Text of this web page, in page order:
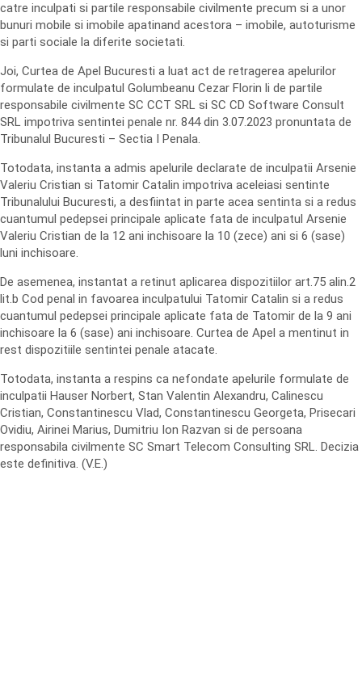
catre inculpati si partile responsabile civilmente precum si a unor
bunuri mobile si imobile apatinand acestora – imobile, autoturisme
si parti sociale la diferite societati.
Joi, Curtea de Apel Bucuresti a luat act de retragerea apelurilor
formulate de inculpatul Golumbeanu Cezar Florin li de partile
responsabile civilmente SC CCT SRL si SC CD Software Consult
SRL impotriva sentintei penale nr. 844 din 3.07.2023 pronuntata de
Tribunalul Bucuresti – Sectia I Penala.
Totodata, instanta a admis apelurile declarate de inculpatii Arsenie
Valeriu Cristian si Tatomir Catalin impotriva aceleiasi sentinte
Tribunalului Bucuresti, a desfiintat in parte acea sentinta si a redus
cuantumul pedepsei principale aplicate fata de inculpatul Arsenie
Valeriu Cristian de la 12 ani inchisoare la 10 (zece) ani si 6 (sase)
luni inchisoare.
De asemenea, instantat a retinut aplicarea dispozitiilor art.75 alin.2
lit.b Cod penal in favoarea inculpatului Tatomir Catalin si a redus
cuantumul pedepsei principale aplicate fata de Tatomir de la 9 ani
inchisoare la 6 (sase) ani inchisoare. Curtea de Apel a mentinut in
rest dispozitiile sentintei penale atacate.
Totodata, instanta a respins ca nefondate apelurile formulate de
inculpatii Hauser Norbert, Stan Valentin Alexandru, Calinescu
Cristian, Constantinescu Vlad, Constantinescu Georgeta, Prisecari
Ovidiu, Airinei Marius, Dumitriu Ion Razvan si de persoana
responsabila civilmente SC Smart Telecom Consulting SRL. Decizia
este definitiva. (V.E.)